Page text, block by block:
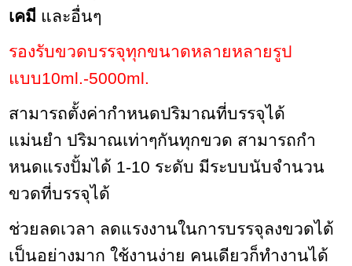
เคมี และอื่นๆ
รองรับขวดบรรจุทุกขนาดหลายหลายรูป
แบบ10ml.-5000ml.
สามารถตั้งค่ากำหนดปริมาณที่บรรจุได้
แม่นยำ ปริมาณเท่าๆกันทุกขวด สามารถกำ
หนดแรงปั้มได้ 1-10 ระดับ มีระบบนับจำนวน
ขวดที่บรรจุได้
ช่วยลดเวลา ลดแรงงานในการบรรจุลงขวดได้
เป็นอย่างมาก ใช้งานง่าย คนเดียวก็ทำงานได้